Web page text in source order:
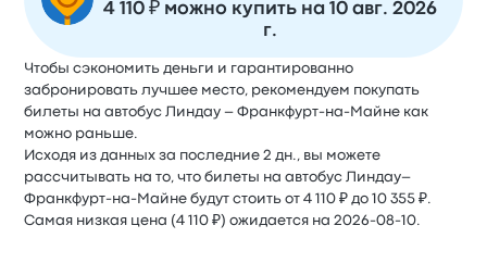
4 110 ₽ можно купить на 10 авг. 2026
г.
Чтобы сэкономить деньги и гарантированно
забронировать лучшее место, рекомендуем покупать
билеты на автобус Линдау – Франкфурт-на-Майне как
можно раньше.
Исходя из данных за последние 2 дн., вы можете
рассчитывать на то, что билеты на автобус Линдау–
Франкфурт-на-Майне будут стоить от 4 110 ₽ до 10 355 ₽.
Самая низкая цена (4 110 ₽) ожидается на 2026-08-10.